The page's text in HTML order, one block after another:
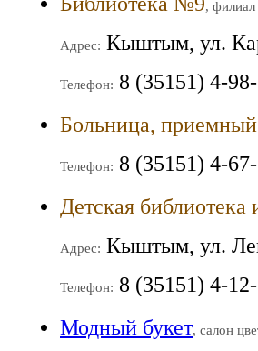
, филиал
Адрес: Кыштым, ул.
Телефон: 8 (35151) 4-
Больница,
Телефон: 8 (35151) 4-
Детская
Адрес: Кыштым, ул.
Телефон: 8 (35151) 4-
Модный букет, салон